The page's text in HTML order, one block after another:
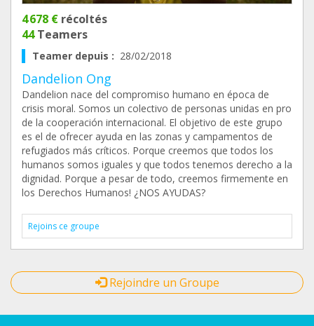
4 678 € récoltés
44Teamers
Teamer depuis : 28/02/2018
Dandelion Ong
Dandelion nace del compromiso humano en época de
crisis moral. Somos un colectivo de personas unidas en pro
de la cooperación internacional. El objetivo de este grupo
es el de ofrecer ayuda en las zonas y campamentos de
refugiados más críticos. Porque creemos que todos los
humanos somos iguales y que todos tenemos derecho a la
dignidad. Porque a pesar de todo, creemos firmemente en
los Derechos Humanos! ¿NOS AYUDAS?
Rejoins ce groupe
Rejoindre un Groupe